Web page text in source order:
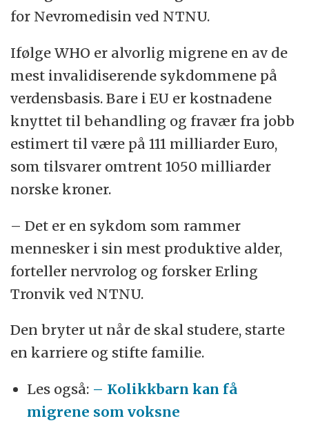
for Nevromedisin ved NTNU.
Ifølge WHO er alvorlig migrene en av de
mest invalidiserende sykdommene på
verdensbasis. Bare i EU er kostnadene
knyttet til behandling og fravær fra jobb
estimert til være på 111 milliarder Euro,
som tilsvarer omtrent 1050 milliarder
norske kroner.
– Det er en sykdom som rammer
mennesker i sin mest produktive alder,
forteller nervrolog og forsker Erling
Tronvik ved NTNU.
Den bryter ut når de skal studere, starte
en karriere og stifte familie.
Les også: – Kolikkbarn kan få
migrene som voksne